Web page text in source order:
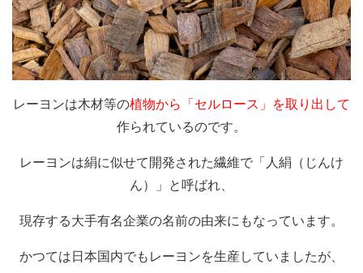
レーヨンは木材等の植物から「セルロース」を取り出して
作られているのです。
レーヨンは絹に似せて開発された繊維で「人絹（じんけ
ん）」と呼ばれ、
現存する大手有名企業の名前の由来にもなっています。
かつては日本国内でもレーヨンを生産していましたが、